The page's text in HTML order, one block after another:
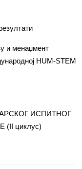
и менаџмент
HUM-STEM
ИСПИТНОГ
(II циклус)